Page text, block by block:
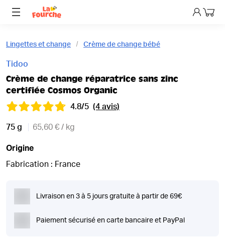
Mon
Lingettes et change Crème de change bébé
Tidoo
Crème de change réparatrice sans zinc
certifiée Cosmos Organic
4.8/5 (4 avis)
75 g 65,60 € / kg
Origine
Fabrication : France
Livraison en 3 à 5 jours gratuite à partir de 69€
Paiement sécurisé en carte bancaire et PayPal